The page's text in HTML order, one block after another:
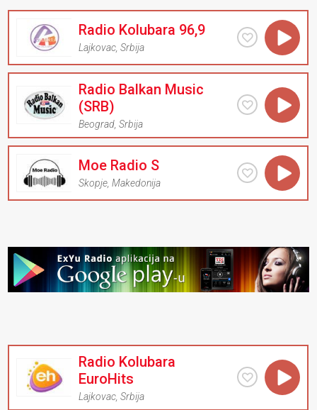
Radio Kolubara 96,9
Lajkovac ,Srbija
Radio Balkan Music
(SRB)
Beograd ,Srbija
Moe Radio S
Skopje ,Makedonija
Radio Kolubara
EuroHits
Lajkovac ,Srbija